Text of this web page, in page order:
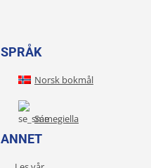
SPRÅK
Norsk bokmål
Sámegiella
ANNET